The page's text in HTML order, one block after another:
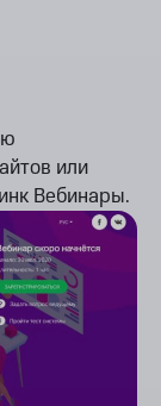
или
Вебинары.